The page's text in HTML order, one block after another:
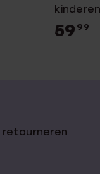
kinderen
59 99
retourneren